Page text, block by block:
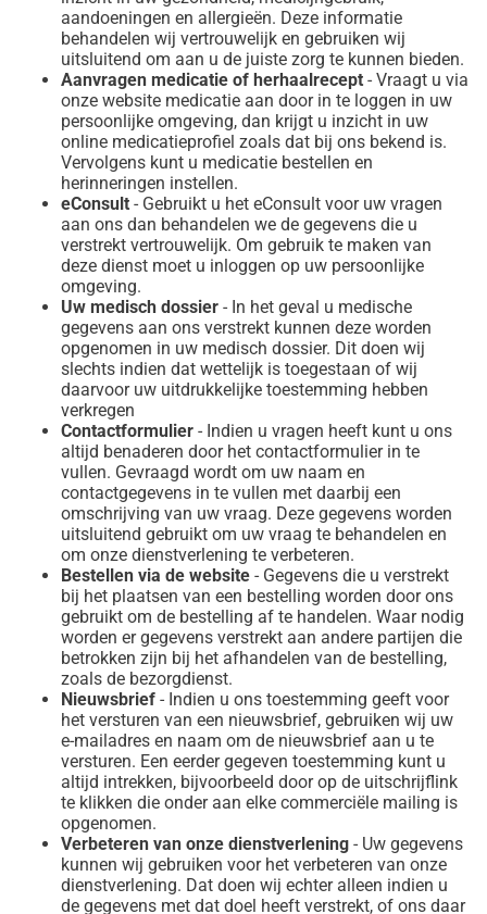
aandoeningen en allergieën. Deze informatie
behandelen wij vertrouwelijk en gebruiken wij
uitsluitend om aan u de juiste zorg te kunnen bieden.
Aanvragen medicatie of herhaalrecept - Vraagt u via
onze website medicatie aan door in te loggen in uw
persoonlijke omgeving, dan krijgt u inzicht in uw
online medicatieprofiel zoals dat bij ons bekend is.
Vervolgens kunt u medicatie bestellen en
herinneringen instellen.
eConsult - Gebruikt u het eConsult voor uw vragen
aan ons dan behandelen we de gegevens die u
verstrekt vertrouwelijk. Om gebruik te maken van
deze dienst moet u inloggen op uw persoonlijke
omgeving.
Uw medisch dossier - In het geval u medische
gegevens aan ons verstrekt kunnen deze worden
opgenomen in uw medisch dossier. Dit doen wij
slechts indien dat wettelijk is toegestaan of wij
daarvoor uw uitdrukkelijke toestemming hebben
verkregen
Contactformulier - Indien u vragen heeft kunt u ons
altijd benaderen door het contactformulier in te
vullen. Gevraagd wordt om uw naam en
contactgegevens in te vullen met daarbij een
omschrijving van uw vraag. Deze gegevens worden
uitsluitend gebruikt om uw vraag te behandelen en
om onze dienstverlening te verbeteren.
Bestellen via de website - Gegevens die u verstrekt
bij het plaatsen van een bestelling worden door ons
gebruikt om de bestelling af te handelen. Waar nodig
worden er gegevens verstrekt aan andere partijen die
betrokken zijn bij het afhandelen van de bestelling,
zoals de bezorgdienst.
Nieuwsbrief - Indien u ons toestemming geeft voor
het versturen van een nieuwsbrief, gebruiken wij uw
e-mailadres en naam om de nieuwsbrief aan u te
versturen. Een eerder gegeven toestemming kunt u
altijd intrekken, bijvoorbeeld door op de uitschrijflink
te klikken die onder aan elke commerciële mailing is
opgenomen.
Verbeteren van onze dienstverlening - Uw gegevens
kunnen wij gebruiken voor het verbeteren van onze
dienstverlening. Dat doen wij echter alleen indien u
de gegevens met dat doel heeft verstrekt, of ons daar